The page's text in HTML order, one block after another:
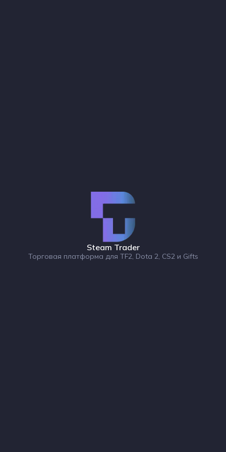
Steam Trader
Торговая платформа для TF2, Dota 2, CS2 и Gifts